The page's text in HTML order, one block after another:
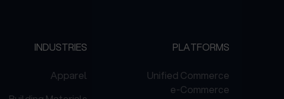
PLATFORMS
Unified Commerce
e-Commerce
INDUSTRIES
Apparel